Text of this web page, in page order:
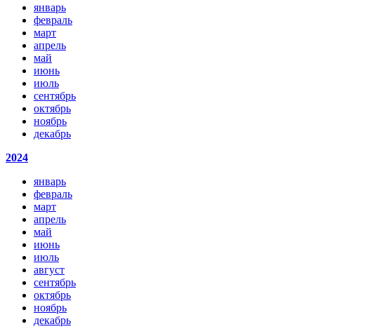
январь
февраль
март
апрель
май
июнь
июль
сентябрь
октябрь
ноябрь
декабрь
2024
январь
февраль
март
апрель
май
июнь
июль
август
сентябрь
октябрь
ноябрь
декабрь